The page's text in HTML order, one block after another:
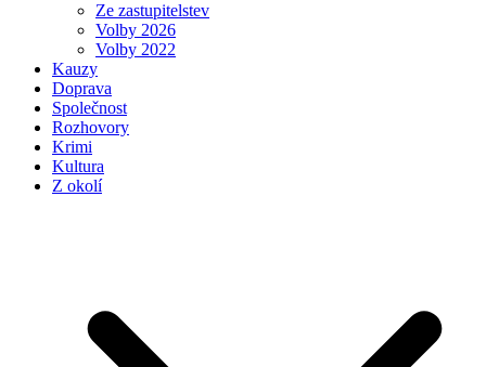
Ze zastupitelstev
Volby 2026
Volby 2022
Kauzy
Doprava
Společnost
Rozhovory
Krimi
Kultura
Z okolí